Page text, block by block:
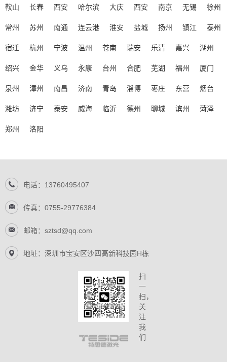
鞍山 长春 西安 哈尔滨 大庆 西安 南京 无锡 徐州
常州 苏州 南通 连云港 淮安 盐城 扬州 镇江 泰州
宿迁 杭州 宁波 温州 苍南 瑞安 乐清 嘉兴 湖州
绍兴 金华 义乌 永康 台州 合肥 芜湖 福州 厦门
泉州 漳州 南昌 济南 青岛 淄博 枣庄 东营 烟台
潍坊 济宁 泰安 威海 临沂 德州 聊城 滨州 菏泽
郑州 洛阳
电话：13760495407
传真：0755-29776384
邮箱：sztsd@qq.com
地址：深圳市宝安区沙四高新科技园H栋
扫
一
扫，
关
注
我
们